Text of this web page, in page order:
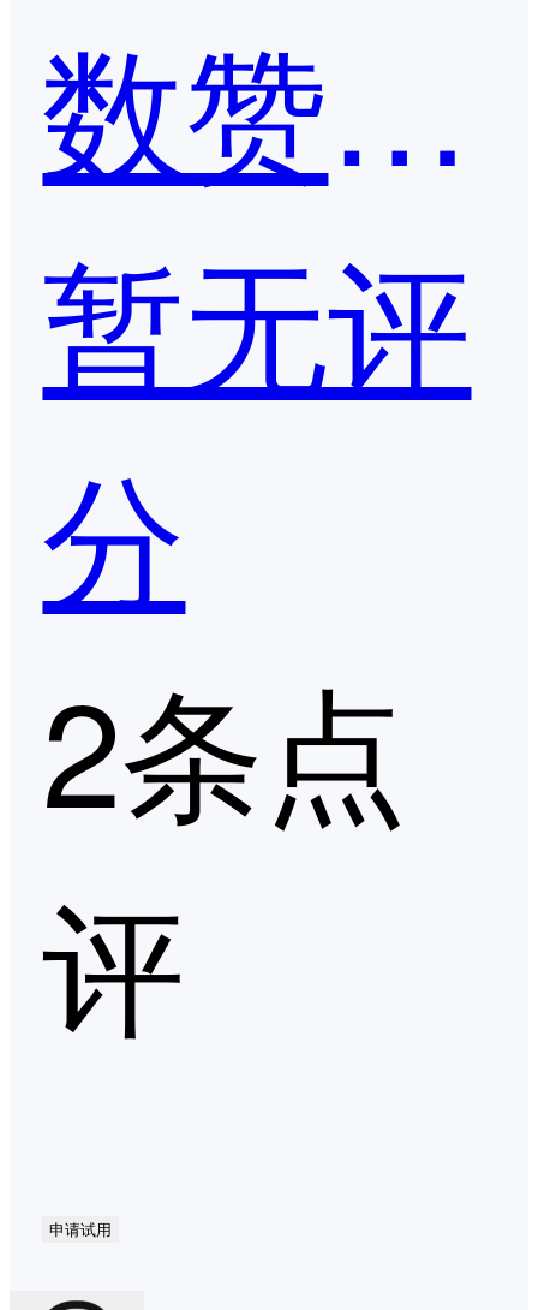
数赞SCRM
暂无评
分
2条点
评
申请试用